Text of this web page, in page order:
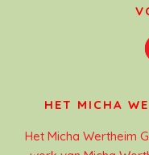
HET MICHA
Het Micha Wertheim